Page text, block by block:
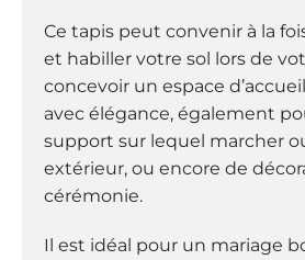
Ce tapis peut convenir à la
et habiller votre sol lors de
concevoir un espace
avec élégance, également
support sur lequel marcher
extérieur, ou encore de
cérémonie.
Il est idéal pour un mariage